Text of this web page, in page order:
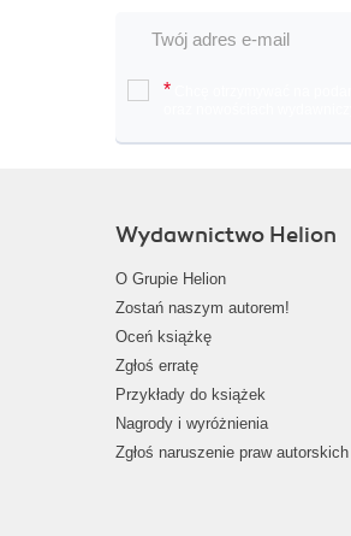
*
Wydawnictwo Helion
O Grupie Helion
Zostań naszym autorem!
Oceń książkę
Zgłoś erratę
Przykłady do książek
Nagrody i wyróżnienia
Zgłoś naruszenie praw autorskich